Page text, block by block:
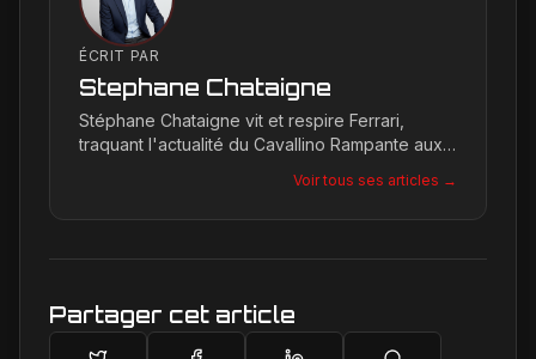
ÉCRIT PAR
Stephane Chataigne
Stéphane Chataigne vit et respire Ferrari,
traquant l'actualité du Cavallino Rampante aux
permet de décrypter les tendances et les
secrets de la marque, offrant une plongée
passionnés.
Voir tous ses articles →
Partager cet article